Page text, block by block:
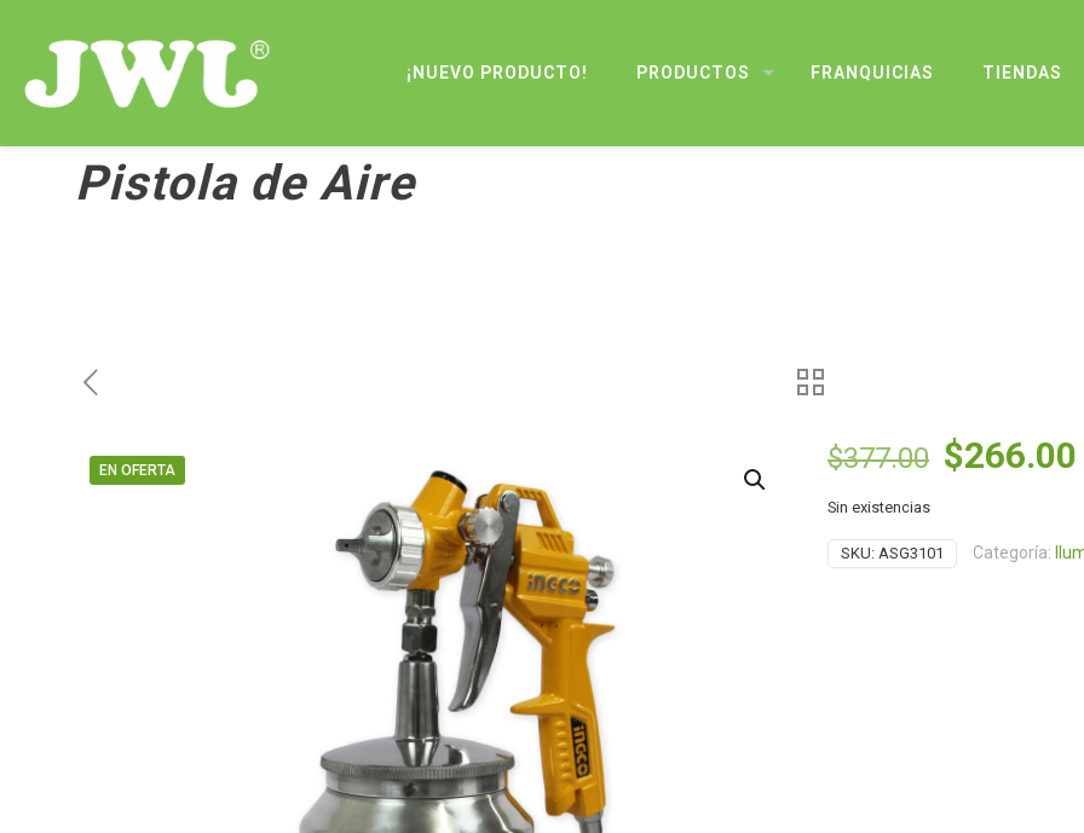
¡NUEVO PRODUCTO! PRODUCTOS FRANQUICIAS TIENDAS
Pistola de Aire
EN OFERTA $377.00 El
era:
$266.00
Sin existencias
SKU: ASG3101 Categoría: